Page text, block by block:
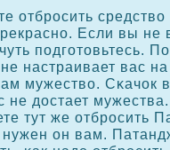
отбросить средство
Если вы не
подготовьтесь.
настраивает вас
мужество. Сκачοк
не достает
тут же отбросить
нужен он вам.